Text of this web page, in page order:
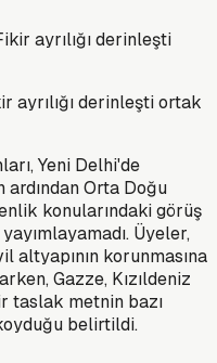
ayrılığı derinleşti ortak
Yeni Delhi'de
ardından Orta Doğu
konularındaki görüş
Üyeler,
altyapının korunmasına
Gazze, Kızıldeniz
taslak metnin bazı
belirtildi.